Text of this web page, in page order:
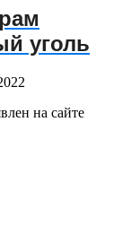
уголь
на сайте